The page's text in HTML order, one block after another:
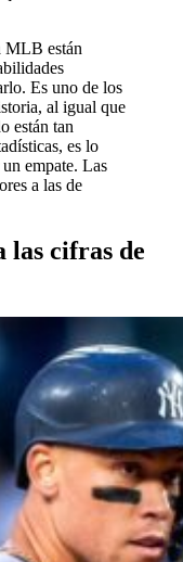
MLB están
Es uno de los
al igual que
están tan
es lo
empate. Las
a las de
las cifras de